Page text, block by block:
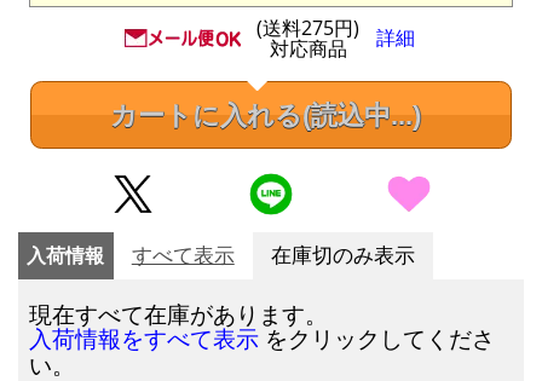
(送料275円)
対応商品 詳細
カートに入れる(読込中...)
入荷情報 すべて表示 在庫切のみ表示
現在すべて在庫があります。
入荷情報をすべて表示 をクリックしてくださ
い。